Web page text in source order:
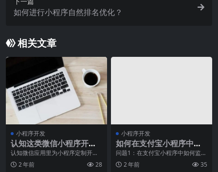
如何进行小程序自然排名优化？
相关文章
小程序开发
认知这类微信小程序开发
框架让我收获满满
认知微信应用里为小程序定制开发
提拱的mina架构｡mina架构根据微
信客户端提拱
2 年前 28
小程序开发
如何在支付宝小程序中实
现长按复制功能？
问题1：在支付宝小程序中如何监听
长按事件？解决方案：1. 在wxml文
件中添加
2 年前 35